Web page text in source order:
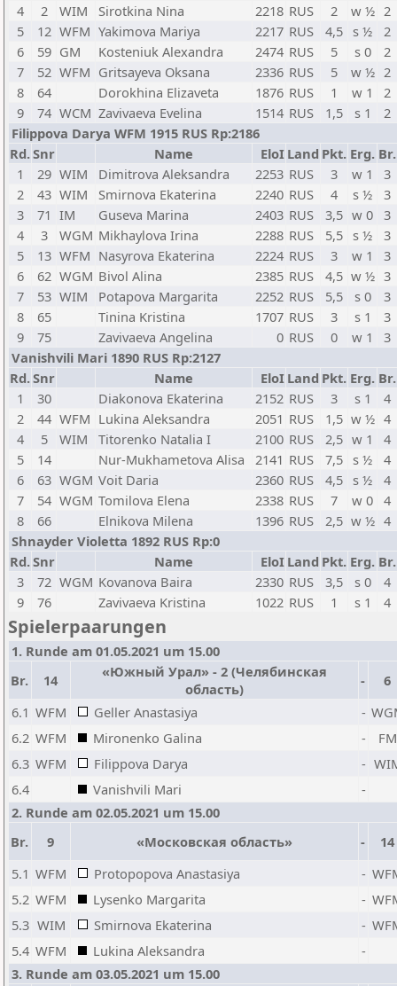
4
2 WIM Sirotkina Nina 2218 RUS 2 w ½ 2
5
12 WFM Yakimova Mariya 2217 RUS 4,5 s ½
2
6
59 GM Kosteniuk Alexandra 2474 RUS 5 s 0
2
7
52 WFM Gritsayeva Oksana 2336 RUS 5 w ½ 2
8
64 Dorokhina Elizaveta 1876 RUS 1 w 1
2
9
74 WCM Zavivaeva Evelina 1514 RUS 1,5 s 1
2
Filippova Darya WFM 1915 RUS Rp:2186
Rd.Snr Name EloI Land Pkt. Erg. Br.
1
29 WIM Dimitrova Aleksandra 2253 RUS 3 w 1
3
2
43 WIM Smirnova Ekaterina 2240 RUS 4 s ½
3
3
71 IM Guseva Marina 2403 RUS 3,5 w 0
3
4
3 WGM Mikhaylova Irina 2288 RUS 5,5 s ½
3
5
13 WFM Nasyrova Ekaterina 2224 RUS 3 w 1
3
6
62 WGM Bivol Alina 2385 RUS 4,5 w ½ 3
7
53 WIM Potapova Margarita 2252 RUS 5,5 s 0
3
8
65 Tinina Kristina 1707 RUS 3 s 1
3
9
75 Zavivaeva Angelina 0 RUS 0 w 1
3
Vanishvili Mari 1890 RUS Rp:2127
Rd.Snr Name EloI Land Pkt. Erg. Br.
1
30 Diakonova Ekaterina 2152 RUS 3 s 1
4
2
44 WFM Lukina Aleksandra 2051 RUS 1,5 w ½ 4
4
5 WIM Titorenko Natalia I 2100 RUS 2,5 w 1
4
5
14 Nur-Mukhametova Alisa 2141 RUS 7,5 s ½
4
6
63 WGM Voit Daria 2360 RUS 4,5 s ½
4
7
54 WGM Tomilova Elena 2338 RUS 7 w 0
4
8
66 Elnikova Milena 1396 RUS 2,5 w ½ 4
Shnayder Violetta 1892 RUS Rp:0
Rd.Snr Name EloI Land Pkt. Erg. Br.
3
72 WGM Kovanova Baira 2330 RUS 3,5 s 0
4
9
76 Zavivaeva Kristina 1022 RUS 1 s 1 4
Spielerpaarungen
1. Runde am 01.05.2021 um 15.00
Br.
14
«Южный Урал» - 2 (Челябинская
область)
-
6
6.1 WFM Geller Anastasiya -
6.2 WFM Mironenko Galina -
FM
6.3 WFM Filippova Darya -
6.4
Vanishvili Mari
-
2. Runde am 02.05.2021 um 15.00
Br.
9 «Московская область» -
14
5.1 WFM Protopopova Anastasiya -
5.2 WFM Lysenko Margarita -
5.3 WIM Smirnova Ekaterina -
5.4 WFM Lukina Aleksandra
-
3. Runde am 03.05.2021 um 15.00